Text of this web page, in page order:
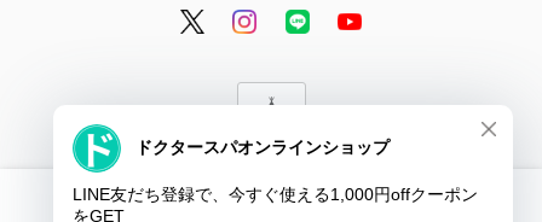
© ドクタースパ・クリニック オンラインショップ